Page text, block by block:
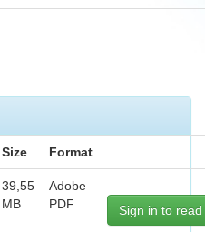
Size Format
39,55
MB
Adobe
PDF
Sign in to read